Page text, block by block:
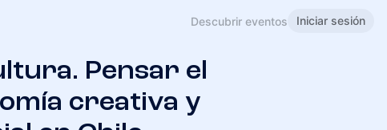
Descubrir eventos Iniciar sesión
Pensar el
creativa y